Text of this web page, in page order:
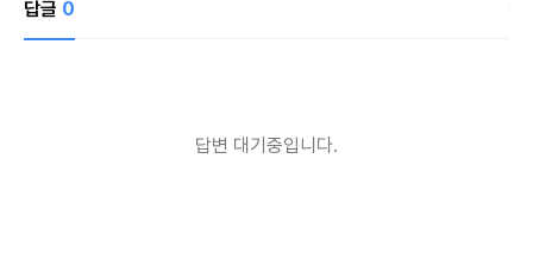
답글 0
답변 대기중입니다.